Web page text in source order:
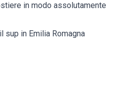
in modo assolutamente
sup in Emilia Romagna